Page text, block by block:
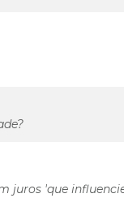
juros 'que